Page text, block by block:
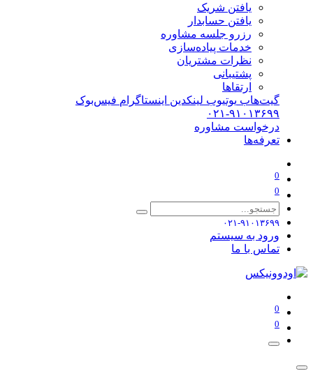
یافتن شریک
یافتن حسابدار
رزرو جلسه مشاوره
خدمات پیاده‌سازی
نظرات مشتریان
پشتیبانی
ارتقاها
گیت‌هاب یوتیوب لینکدین اینستاگرام فیس‌بوک
۰۲۱-۹۱۰۱۳۶۹۹
درخواست مشاوره
تعرفه‌ها
0
0
۰۲۱-۹۱۰۱۳۶۹۹
ورود به سیستم
تماس با ما
0
0